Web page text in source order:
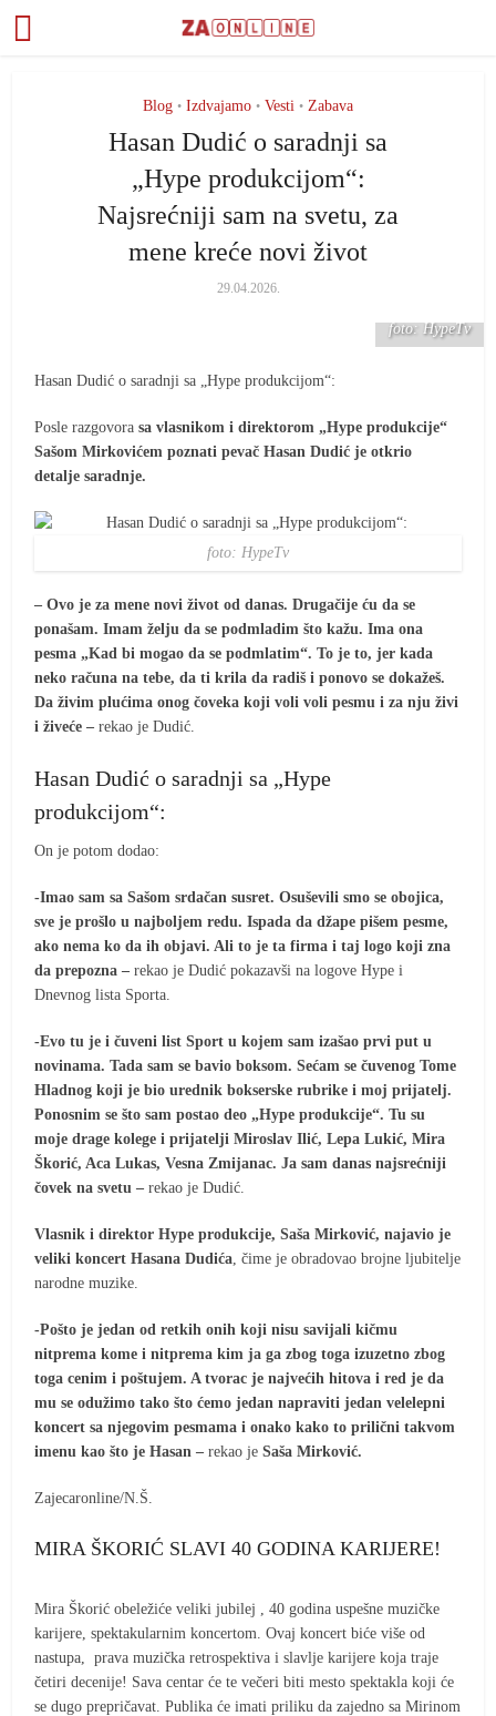
Blog • Izdvajamo • Vesti • Zabava
Hasan Dudić o saradnji sa
„Hype produkcijom“:
Najsrećniji sam na svetu, za
mene kreće novi život
29.04.2026.
foto: HypeTv
Hasan Dudić o saradnji sa „Hype produkcijom“:
Posle razgovora sa vlasnikom i direktorom „Hype produkcije“
Sašom Mirkovićem poznati pevač Hasan Dudić je otkrio
detalje saradnje.
foto: HypeTv
– Ovo je za mene novi život od danas. Drugačije ću da se
ponašam. Imam želju da se podmladim što kažu. Ima ona
pesma „Kad bi mogao da se podmlatim“. To je to, jer kada
neko računa na tebe, da ti krila da radiš i ponovo se dokažeš.
Da živim plućima onog čoveka koji voli voli pesmu i za nju živi
i živeće – rekao je Dudić.
Hasan Dudić o saradnji sa „Hype
produkcijom“:
On je potom dodao:
-Imao sam sa Sašom srdačan susret. Osuševili smo se obojica,
sve je prošlo u najboljem redu. Ispada da džape pišem pesme,
ako nema ko da ih objavi. Ali to je ta firma i taj logo koji zna
da prepozna – rekao je Dudić pokazavši na logove Hype i
Dnevnog lista Sporta.
-Evo tu je i čuveni list Sport u kojem sam izašao prvi put u
novinama. Tada sam se bavio boksom. Sećam se čuvenog Tome
Hladnog koji je bio urednik bokserske rubrike i moj prijatelj.
Ponosnim se što sam postao deo „Hype produkcije“. Tu su
moje drage kolege i prijatelji Miroslav Ilić, Lepa Lukić, Mira
Škorić, Aca Lukas, Vesna Zmijanac. Ja sam danas najsrećniji
čovek na svetu – rekao je Dudić.
Vlasnik i direktor Hype produkcije, Saša Mirković, najavio je
veliki koncert Hasana Dudića, čime je obradovao brojne ljubitelje
narodne muzike.
-Pošto je jedan od retkih onih koji nisu savijali kičmu
nitprema kome i nitprema kim ja ga zbog toga izuzetno zbog
toga cenim i poštujem. A tvorac je najvećih hitova i red je da
mu se odužimo tako što ćemo jedan napraviti jedan velelepni
koncert sa njegovim pesmama i onako kako to prilični takvom
imenu kao što je Hasan – rekao je Saša Mirković.
Zajecaronline/N.Š.
MIRA ŠKORIĆ SLAVI 40 GODINA KARIJERE!
Mira Škorić obeležiće veliki jubilej , 40 godina uspešne muzičke
karijere, spektakularnim koncertom. Ovaj koncert biće više od
nastupa, prava muzička retrospektiva i slavlje karijere koja traje
četiri decenije! Sava centar će te večeri biti mesto spektakla koji će
se dugo prepričavat. Publika će imati priliku da zajedno sa Mirinom